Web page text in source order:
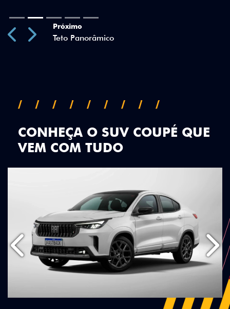
Previous
Next
Próximo
Teto Panorâmico
CONHEÇA O SUV COUPÉ QUE
VEM COM TUDO
Anterior